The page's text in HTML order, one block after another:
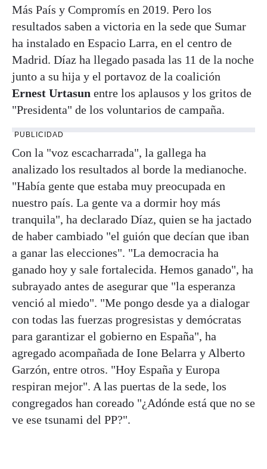
Más País y Compromís en 2019. Pero los
resultados saben a victoria en la sede que Sumar
ha instalado en Espacio Larra, en el centro de
Madrid. Díaz ha llegado pasada las 11 de la noche
junto a su hija y el portavoz de la coalición
Ernest Urtasun entre los aplausos y los gritos de
"Presidenta" de los voluntarios de campaña.
PUBLICIDAD
Con la "voz escacharrada", la gallega ha
analizado los resultados al borde la medianoche.
"Había gente que estaba muy preocupada en
nuestro país. La gente va a dormir hoy más
tranquila", ha declarado Díaz, quien se ha jactado
de haber cambiado "el guión que decían que iban
a ganar las elecciones". "La democracia ha
ganado hoy y sale fortalecida. Hemos ganado", ha
subrayado antes de asegurar que "la esperanza
venció al miedo". "Me pongo desde ya a dialogar
con todas las fuerzas progresistas y demócratas
para garantizar el gobierno en España", ha
agregado acompañada de Ione Belarra y Alberto
Garzón, entre otros. "Hoy España y Europa
respiran mejor". A las puertas de la sede, los
congregados han coreado "¿Adónde está que no se
ve ese tsunami del PP?".